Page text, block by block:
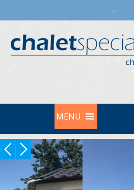
--
MENU